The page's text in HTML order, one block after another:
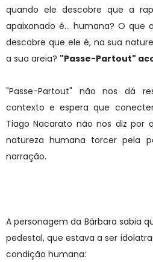
quando ele descobre que a
apaixonado é... humana? O que
descobre que ele é, na sua
a sua areia? "Passe-Partout"
"Passe-Partout" não nos dá
contexto e espera que
Tiago Nacarato não nos diz por
natureza humana torcer pela
narração.
A personagem da Bárbara sabia
pedestal, que estava a ser
condição humana: